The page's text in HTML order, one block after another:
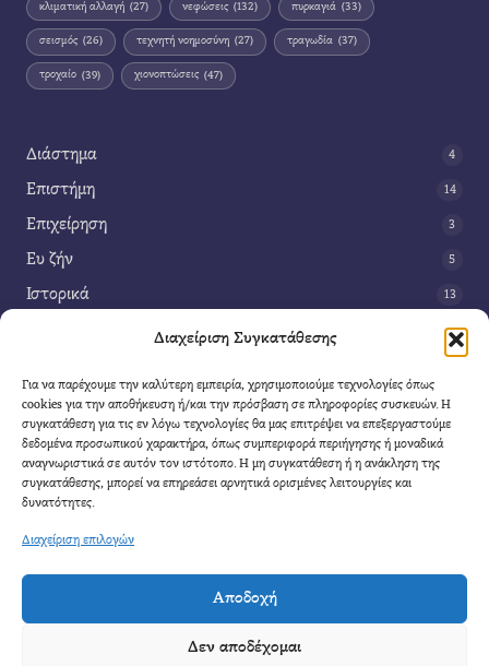
Διαχείριση Συγκατάθεσης
Για να παρέχουμε την καλύτερη εμπειρία, χρησιμοποιούμε τεχνολογίες όπως
cookies για την αποθήκευση ή/και την πρόσβαση σε πληροφορίες συσκευών. Η
συγκατάθεση για τις εν λόγω τεχνολογίες θα μας επιτρέψει να επεξεργαστούμε
δεδομένα προσωπικού χαρακτήρα, όπως συμπεριφορά περιήγησης ή μοναδικά
αναγνωριστικά σε αυτόν τον ιστότοπο. Η μη συγκατάθεση ή η ανάκληση της
συγκατάθεσης, μπορεί να επηρεάσει αρνητικά ορισμένες λειτουργίες και
δυνατότητες.
Διαχείριση επιλογών
Αποδοχή
Δεν αποδέχομαι
κλιματική αλλαγή (27) νεφώσεις (132) πυρκαγιά (33)
σεισμός (26) τεχνητή νοημοσύνη (27) τραγωδία (37)
τροχαίο (39) χιονοπτώσεις (47)
Διάστημα 4
Επιστήμη 14
Επιχείρηση 3
Ευ ζήν 5
Ιστορικά 13
42
Τέχνη 3
Τεχνολογία
Υγεία
Φαντασία
Επικοινωνία